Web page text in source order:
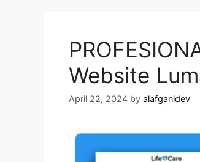
Website
April 22, 2024 by alafganidev